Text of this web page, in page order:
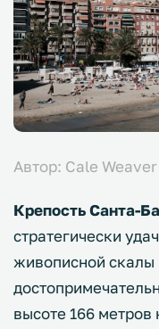
Автор: Cale
Крепость Санта-
стратегически
живописной скалы
высоте 166